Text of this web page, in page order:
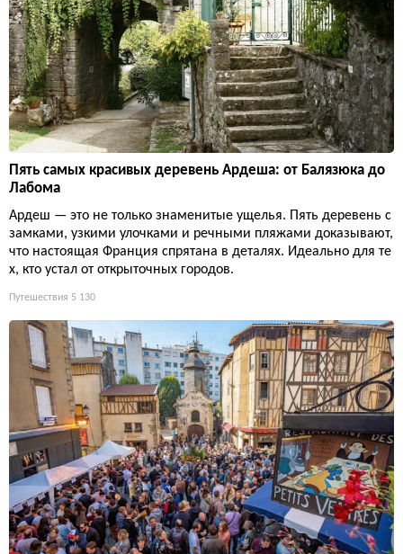
Пять самых красивых деревень Ардеша: от Балязюка до
Лабома
Ардеш — это не только знаменитые ущелья. Пять деревень с
замками, узкими улочками и речными пляжами доказывают,
что настоящая Франция спрятана в деталях. Идеально для те
х, кто устал от открыточных городов.
Путешествия 5 130